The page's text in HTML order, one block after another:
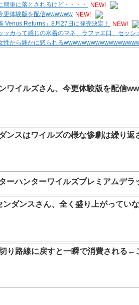
単に落とされるけど・・・・
NEW!
更体験版を配信wwwwww NEW!
Venus Returns」8月27日に発売決定！
NEW!
ッカって感じの水着のマネ、ラファエ口、セッシ
性から静かに怒られる
ワイルズさん、今更体験版を配信
ンスはワイルズの様な惨劇は繰り返
ーハンターワイルズプレミアムデ
ンダンスさん、全く盛り上がってい
り路線に戻すと一瞬で消費される←